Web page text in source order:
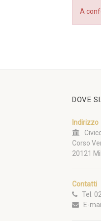
A
DOVE
Indirizzo
Corso
20121
Contatti
Tel.
E-